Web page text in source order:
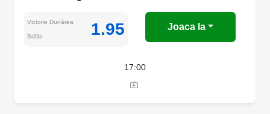
Victorie Dunărea
Brăila 1.95 Joaca la
17:00